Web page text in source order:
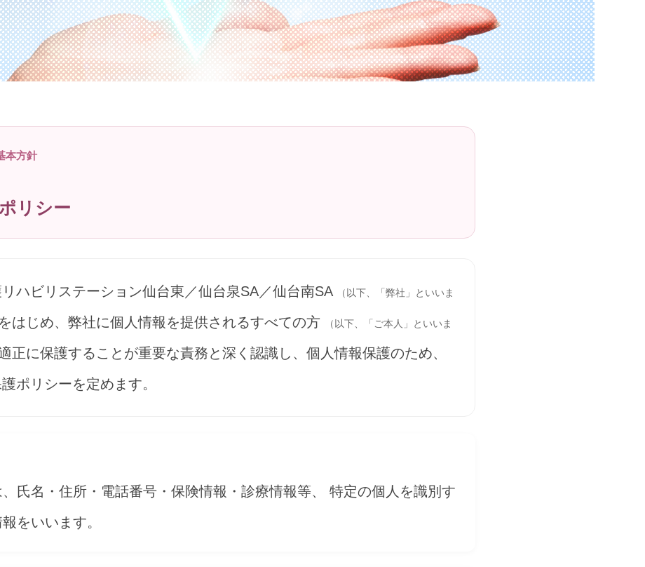
本方針
リシー
ハビリステーション仙台東／仙台泉SA／仙台南SA （以下、「弊社」といいま
はじめ、弊社に個人情報を提供されるすべての方 （以下、「ご本人」といいま
正に保護することが重要な責務と深く認識し、個人情報保護のため、
ポリシーを定めます。
、氏名・住所・電話番号・保険情報・診療情報等、 特定の個人を識別す
をいいます。